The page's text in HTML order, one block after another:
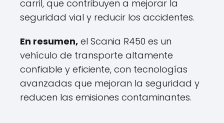
carril, que contribuyen a mejorar la
seguridad vial y reducir los accidentes.
En resumen, el Scania R450 es un
vehículo de transporte altamente
confiable y eficiente, con tecnologías
avanzadas que mejoran la seguridad y
reducen las emisiones contaminantes.